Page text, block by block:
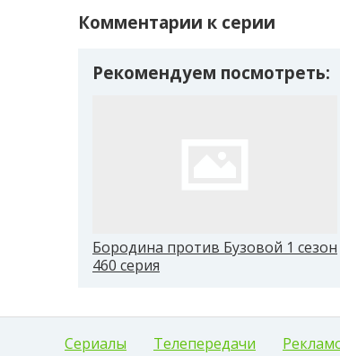
Комментарии к серии
Рекомендуем посмотреть:
Бородина против Бузовой 1 сезон
460 серия
Сериалы Телепередачи